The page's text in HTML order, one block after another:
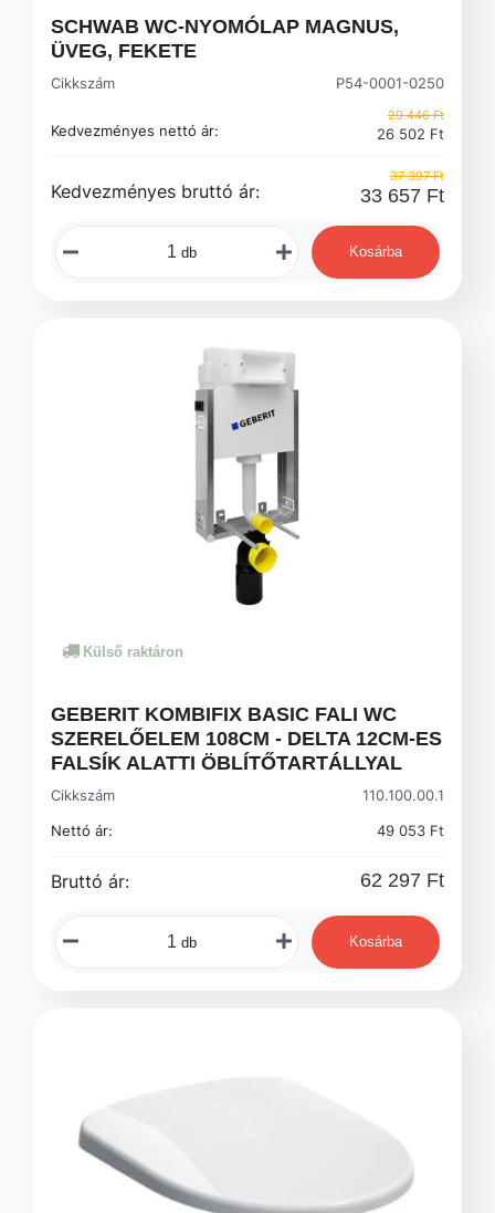
SCHWAB WC-NYOMÓLAP MAGNUS,
ÜVEG, FEKETE
Cikkszám P54-0001-0250
Kedvezményes nettó ár:
29 446 Ft
26 502 Ft
Kedvezményes bruttó ár:
37 397 Ft
33 657 Ft
db Kosárba
Külső raktáron
GEBERIT KOMBIFIX BASIC FALI WC
SZERELŐELEM 108CM - DELTA 12CM-ES
FALSÍK ALATTI ÖBLÍTŐTARTÁLLYAL
Cikkszám
110.100.00.1
Nettó ár:
49 053 Ft
Bruttó ár: 62 297 Ft
db Kosárba